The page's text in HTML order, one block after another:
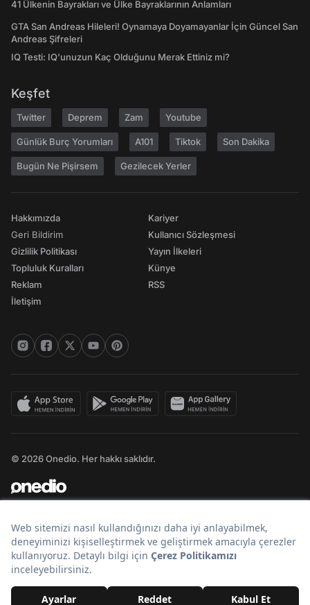
41 Ülkenin Bayrakları ve Ülke Bayraklarının Anlamları
GTA San Andreas Hileleri! Oynamaya Doyamayanlar İçin Güncel San
Andreas Şifreleri
IQ Testi: IQ'unuzun Kaç Olduğunu Merak Ettiniz mi?
Keşfet
Twitter Deprem Zam Youtube
Günlük Burç Yorumları A101 Tiktok Son Dakika
Bugün Ne Pişirsem Gezilecek Yerler
Hakkımızda
Geri Bildirim
Gizlilik Politikası
Topluluk Kuralları
Reklam
İletişim
Kariyer
Kullanıcı Sözleşmesi
Yayın İlkeleri
Künye
RSS
© 2026 Onedio. Her hakkı saklıdır.
Bir markasıdır.